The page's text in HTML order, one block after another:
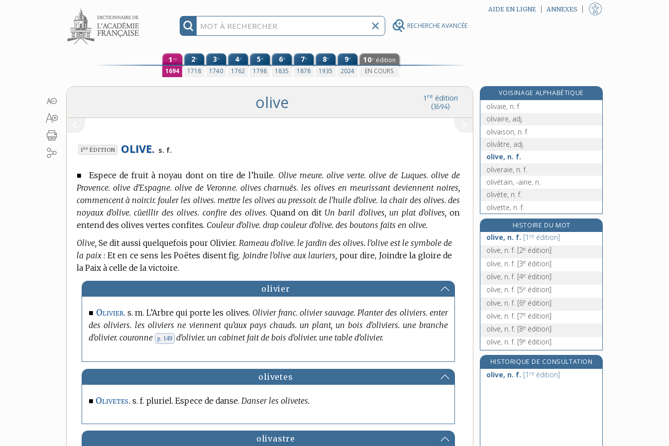
RECHERCHE AVANCÉE
Aller au contenu AIDE EN LIGNE ANNEXES
1 re
1694
2e
1718
3e
1740
4e
1762
5e
1798
6e
1835
7e
1878
8e
1935
9e
2024
10e édition
EN COURS
1 re édition
(1694)
olive
1re ÉDITION OLIVE. s. f.
■ Espece de fruit à noyau dont on tire de l’huile. Olive meure. olive verte. olive de Luques. olive de
Provence. olive d’Espagne. olive de Veronne. olives charnuës. les olives en meurissant deviennent noires,
commencent à noircir. fouler les olives. mettre les olives au pressoir. de l’huile d’olive. la chair des olives. des
noyaux d’olive. cüeillir des olives. confire des olives. Quand on dit Un baril d’olives, un plat d’olives, on
entend des olives vertes confites. Couleur d’olive. drap couleur d’olive. des boutons faits en olive.
Olive, Se dit aussi quelquefois pour Olivier. Rameau d’olive. le jardin des olives. l’olive est le symbole de
la paix : Et en ce sens les Poëtes disent fig. Joindre l’olive aux lauriers, pour dire, Joindre la gloire de
la Paix à celle de la victoire.
olivier
■ Olivier. s. m. L’Arbre qui porte les olives. Olivier franc. olivier sauvage. Planter des oliviers. enter
des oliviers. les oliviers ne viennent qu’aux pays chauds. un plant, un bois d’oliviers. une branche
d’olivier. couronne p. 149 d’olivier. un cabinet fait de bois d’olivier. une table d’olivier.
olivetes
■ Olivetes. s. f. pluriel. Espece de danse. Danser les olivetes.
olivastre
VOISINAGE ALPHABÉTIQUE
olivade, n. f.
olivaie, n. f.
olivaire, adj.
olivaison, n. f.
olivâtre, adj.
olive, n. f.
oliveraie, n. f.
olivétain, -aine, n.
olivète, n. f.
olivette, n. f.
olivier, n. m.
olivine, n. f.
ollé !, interj.
HISTOIRE DU MOT
olive, n. f. [1 re édition]
olive, n. f. [2e édition]
olive, n. f. [3e édition]
olive, n. f. [4e édition]
olive, n. f. [5e édition]
olive, n. f. [6e édition]
olive, n. f. [7e édition]
olive, n. f. [8e édition]
olive, n. f. [9e édition]
HISTORIQUE DE CONSULTATION
olive, n. f. [1 re édition]